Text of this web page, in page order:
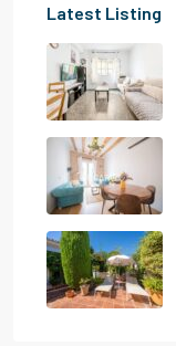
Latest Listing